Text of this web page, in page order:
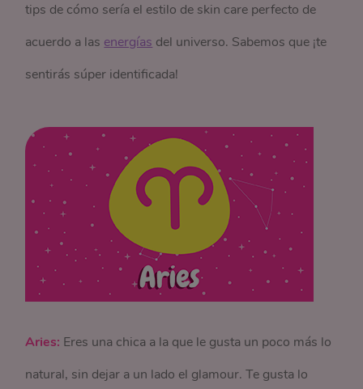
tips de cómo sería el estilo de skin care perfecto de
acuerdo a las energías del universo. Sabemos que ¡te
sentirás súper identificada!
Aries: Eres una chica a la que le gusta un poco más lo
natural, sin dejar a un lado el glamour. Te gusta lo